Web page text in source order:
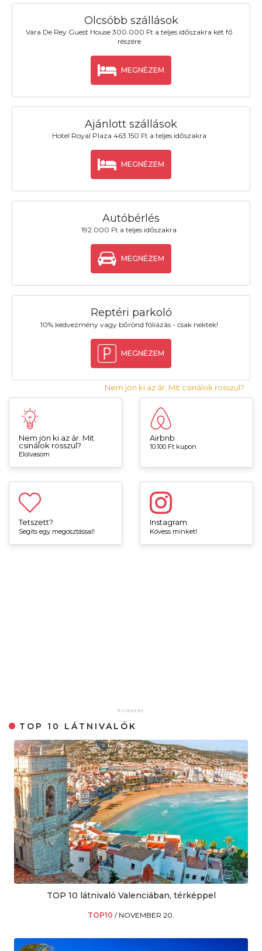
Olcsóbb szállások
Vara De Rey Guest House 300.000 Ft a teljes időszakra két fő
részére
MEGNÉZEM
Ajánlott szállások
Hotel Royal Plaza 463.150 Ft a teljes időszakra
MEGNÉZEM
Autóbérlés
192.000 Ft a teljes időszakra
MEGNÉZEM
Reptéri parkoló
10% kedvezmény vagy bőrönd fóliázás - csak nektek!
MEGNÉZEM
Nem jön ki az ár. Mit csinálok rosszul?
Nem jön ki az ár. Mit
csinálok rosszul?
Elolvasom
Airbnb
10.100 Ft kupon
Tetszett?
Segíts egy megosztással!
Instagram
Kövess minket!
TOP 10 LÁTNIVALÓK
TOP 10 látnivaló Valenciában, térképpel
TOP10 / NOVEMBER 20.